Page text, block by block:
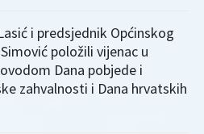
i predsjednik Općinskog
položili vijenac u
Dana pobjede i
zahvalnosti i Dana hrvatskih